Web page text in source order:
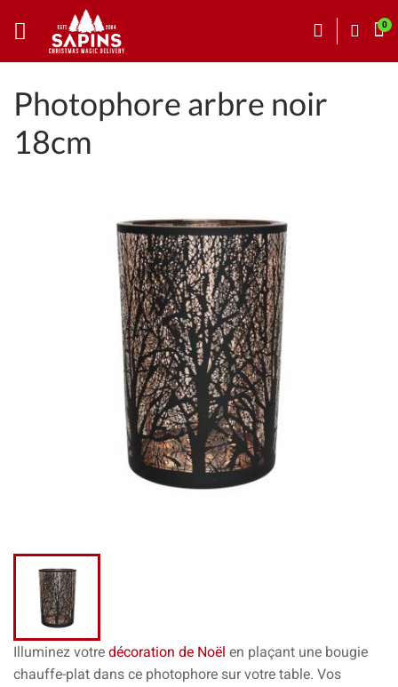
Photophore arbre noir
18cm
Illuminez votre décoration de Noël en plaçant une bougie
chauffe-plat dans ce photophore sur votre table. Vos